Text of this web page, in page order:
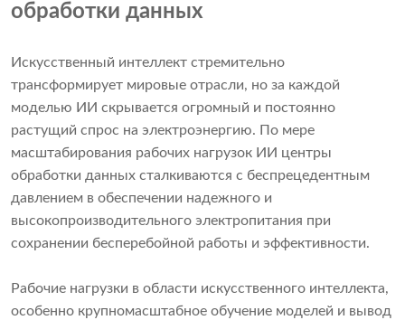
обработки данных
Искусственный интеллект стремительно
трансформирует мировые отрасли, но за каждой
моделью ИИ скрывается огромный и постоянно
растущий спрос на электроэнергию. По мере
масштабирования рабочих нагрузок ИИ центры
обработки данных сталкиваются с беспрецедентным
давлением в обеспечении надежного и
высокопроизводительного электропитания при
сохранении бесперебойной работы и эффективности.
Рабочие нагрузки в области искусственного интеллекта,
особенно крупномасштабное обучение моделей и вывод